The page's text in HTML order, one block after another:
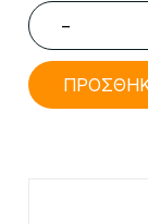
−